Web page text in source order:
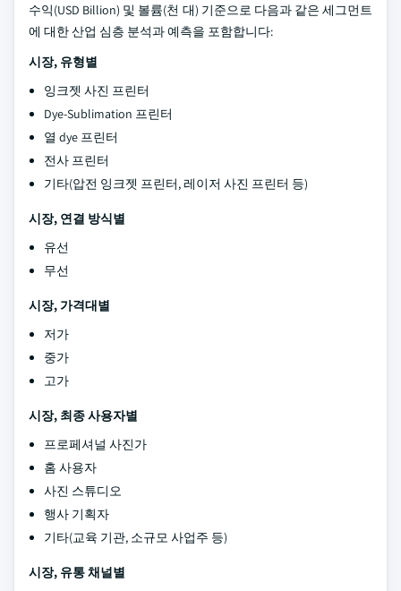
수익(USD Billion) 및 볼륨(천 대) 기준으로 다음과 같은 세그먼트
에 대한 산업 심층 분석과 예측을 포함합니다:
시장, 유형별
잉크젯 사진 프린터
Dye-Sublimation 프린터
열 dye 프린터
전사 프린터
기타(압전 잉크젯 프린터, 레이저 사진 프린터 등)
시장, 연결 방식별
유선
무선
시장, 가격대별
저가
중가
고가
시장, 최종 사용자별
프로페셔널 사진가
홈 사용자
사진 스튜디오
행사 기획자
기타(교육 기관, 소규모 사업주 등)
시장, 유통 채널별